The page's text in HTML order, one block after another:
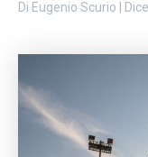
Di Eugenio Scurio